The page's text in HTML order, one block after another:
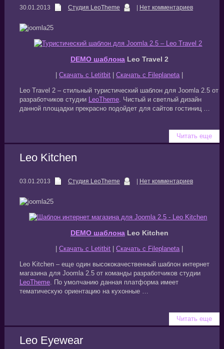
30.01.2013 Студия LeoTheme Нет комментариев
DEMO шаблонаLeo Travel 2
|Скачать с Letitbit |Скачать с Fileplaneta|
Leo Travel 2 – стильный туристический шаблон для Joomla 2.5 от
разработчиков студии LeoTheme. Чистый и светлый дизайн
данной площадки прекрасно подойдет для сайтов гостиниц …
Читать еще
Leo Kitchen
03.01.2013 Студия LeoTheme Нет комментариев
DEMO шаблонаLeo Kitchen
|Скачать с Letitbit |Скачать с Fileplaneta|
Leo Kitchen – еще один высококачественный шаблон интернет
магазина для Joomla 2.5 от команды разработчиков студии
LeoTheme. По умолчанию данная платформа имеет
тематическую ориентацию на кухонные …
Читать еще
Leo Eyewear